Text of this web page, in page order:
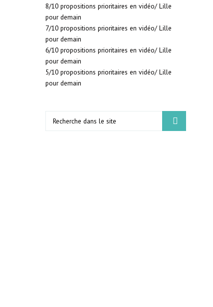
8/10 propositions prioritaires en vidéo/ Lille
pour demain
7/10 propositions prioritaires en vidéo/ Lille
pour demain
6/10 propositions prioritaires en vidéo/ Lille
pour demain
5/10 propositions prioritaires en vidéo/ Lille
pour demain